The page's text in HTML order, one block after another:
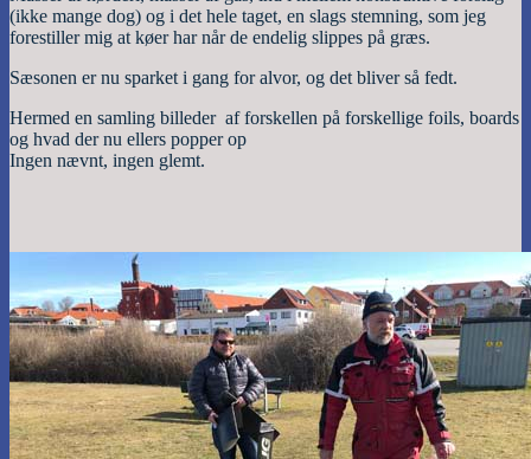
(ikke mange dog) og i det hele taget, en slags stemning, som jeg
forestiller mig at køer har når de endelig slippes på græs.
Sæsonen er nu sparket i gang for alvor, og det bliver så fedt.
Hermed en samling billeder af forskellen på forskellige foils, boards
og hvad der nu ellers popper op
Ingen nævnt, ingen glemt.